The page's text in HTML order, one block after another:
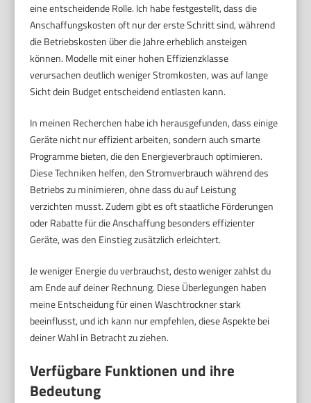
eine entscheidende Rolle. Ich habe festgestellt, dass die
Anschaffungskosten oft nur der erste Schritt sind, während
die Betriebskosten über die Jahre erheblich ansteigen
können. Modelle mit einer hohen Effizienzklasse
verursachen deutlich weniger Stromkosten, was auf lange
Sicht dein Budget entscheidend entlasten kann.
In meinen Recherchen habe ich herausgefunden, dass einige
Geräte nicht nur effizient arbeiten, sondern auch smarte
Programme bieten, die den Energieverbrauch optimieren.
Diese Techniken helfen, den Stromverbrauch während des
Betriebs zu minimieren, ohne dass du auf Leistung
verzichten musst. Zudem gibt es oft staatliche Förderungen
oder Rabatte für die Anschaffung besonders effizienter
Geräte, was den Einstieg zusätzlich erleichtert.
Je weniger Energie du verbrauchst, desto weniger zahlst du
am Ende auf deiner Rechnung. Diese Überlegungen haben
meine Entscheidung für einen Waschtrockner stark
beeinflusst, und ich kann nur empfehlen, diese Aspekte bei
deiner Wahl in Betracht zu ziehen.
Verfügbare Funktionen und ihre
Bedeutung